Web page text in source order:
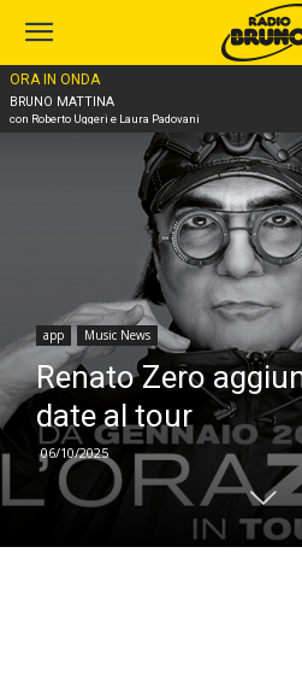
ORA IN ONDA
BRUNO MATTINA
con Roberto Uggeri e Laura Padovani
Home
app Music News
Renato Zero
date al tour
06/10/2025